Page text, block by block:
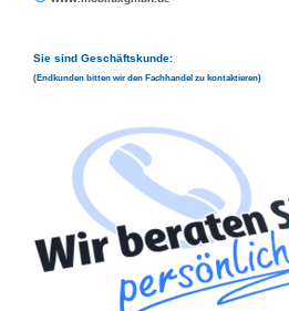
Sie sind Geschäftskunde:
(Endkunden bitten wir den Fachhandel zu kontaktieren)